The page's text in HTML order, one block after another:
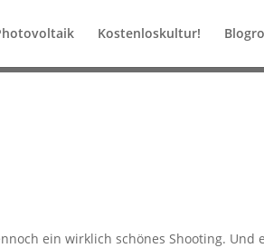
Kostenloskultur!
ein wirklich schönes Shooting. Und